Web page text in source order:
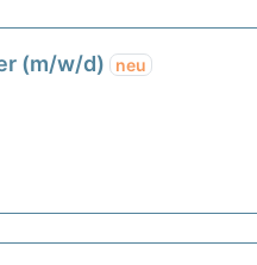
(m/w/d) neu